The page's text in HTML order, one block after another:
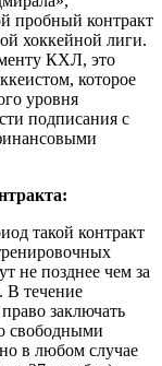
пробный контракт
хоккейной лиги.
КХЛ, это
которое
уровня
подписания с
такой контракт
не позднее чем за
В течение
заключать
свободными
в любом случае